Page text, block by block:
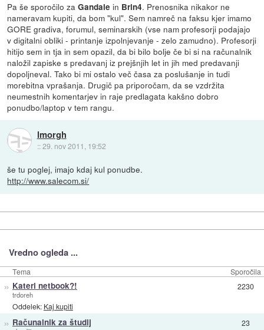
Pa še sporočilo zaGandale in Brin4. Prenosnika nikakor ne
nameravam kupiti, da bom "kul". Sem namreč na faksu kjer imamo
GORE gradiva, forumul, seminarskih (vse nam profesorji podajajo
v digitalni obliki - printanje izpolnjevanje - zelo zamudno). Profesorji
hitijo sem in tja in sem opazil, da bi bilo bolje če bi si na računalnik
naložil zapiske s predavanj iz prejšnjih let in jih med predavanji
dopoljneval. Tako bi mi ostalo več časa za poslušanje in tudi
morebitna vprašanja. Drugič pa priporočam, da se vzdržita
neumestnih komentarjev in raje predlagata kakšno dobro
ponudbo/laptop v tem rangu.
lmorgh
::29. nov 2011, 19:52
še tu poglej, imajo kdaj kul ponudbe.
http://www.salecom.si/
Vredno ogleda ...
Tema Sporočila
» Kateri netbook?!
trdoreh
Oddelek: Kaj kupiti
2230
» Računalnik za študij 23